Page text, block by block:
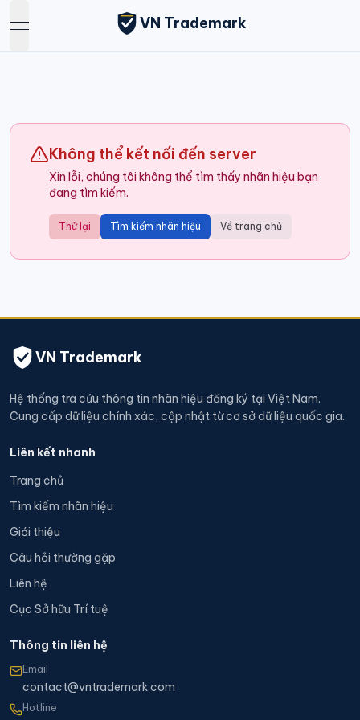
open navigation menu
VN Trademark
Không thể kết nối đến server
Xin lỗi, chúng tôi không thể tìm thấy nhãn hiệu bạn
đang tìm kiếm.
Thử lại Tìm kiếm nhãn hiệu Về trang chủ
VN Trademark
Hệ thống tra cứu thông tin nhãn hiệu đăng ký tại Việt Nam.
Cung cấp dữ liệu chính xác, cập nhật từ cơ sở dữ liệu quốc gia.
Liên kết nhanh
Trang chủ
Tìm kiếm nhãn hiệu
Giới thiệu
Câu hỏi thường gặp
Liên hệ
Cục Sở hữu Trí tuệ
Thông tin liên hệ
Email
contact@vntrademark.com
Hotline